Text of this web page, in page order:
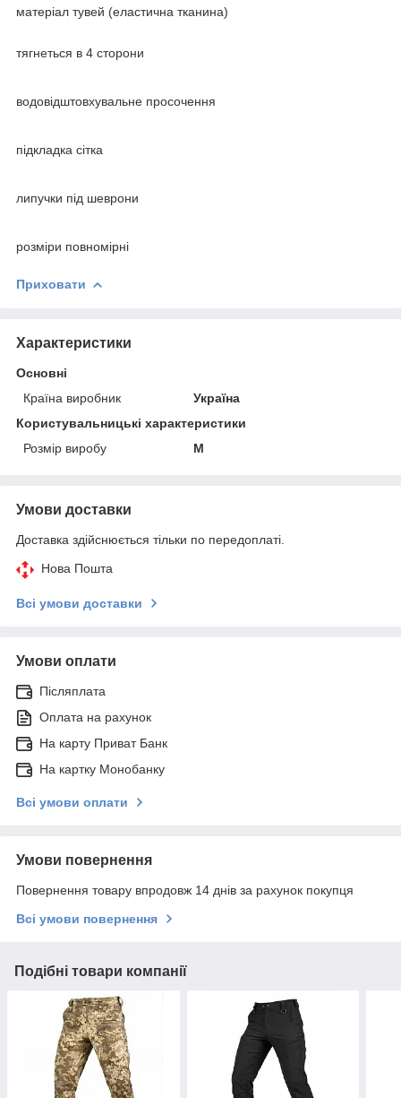
матеріал тувей (еластична тканина)
тягнеться в 4 сторони
водовідштовхувальне просочення
підкладка сітка
липучки під шеврони
розміри повномірні
Приховати
Характеристики
Основні
Країна виробник
Україна
Користувальницькі характеристики
Розмір виробу
M
Умови доставки
Доставка здійснюється тільки по передоплаті.
Нова Пошта
Всі умови доставки
Умови оплати
Післяплата
Оплата на рахунок
На карту Приват Банк
На картку Монобанку
Всі умови оплати
Умови повернення
Повернення товару впродовж 14 днів за рахунок покупця
Всі умови повернення
Подібні товари компанії